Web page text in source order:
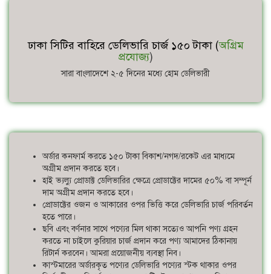
ঢাকা সিটির বাহিরে ডেলিভারি চার্জ ১৫০ টাকা (অগ্রিম
প্রযোজ্য)
সারা বাংলাদেশে ২-৫ দিনের মধ্যে হোম ডেলিভারী
অর্ডার কনফার্ম করতে ১৫০ টাকা বিকাশ/নগদ/রকেট এর মাধ্যমে
অগ্রীম প্রদান করতে হবে।
হাই ভ্যল্যু প্রোডাক্ট ডেলিভারির ক্ষেত্রে প্রোডাক্টের দামের ৫০% বা সম্পূর্ন
দাম অগ্রীম প্রদান করতে হবে।
প্রোডাক্টের ওজন ও আকারের ওপর ভিত্তি করে ডেলিভারি চার্জ পরিবর্তন
হতে পারে।
ছবি এবং বর্ণনার সাথে পণ্যের মিল থাকা সত্যেও আপনি পণ্য গ্রহন
করতে না চাইলে কুরিয়ার চার্জ প্রদান করে পণ্য আমাদের ঠিকানায়
রিটার্ন করবেন। আমরা প্রয়োজনীয় ব্যবস্থা নিব।
কাস্টমারের অর্ডারকৃত পণ্যের ডেলিভারি পণ্যের স্টক থাকার ওপর